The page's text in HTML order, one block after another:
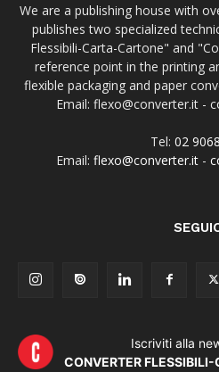
We are a publishing house with
publishes two specialized
Flessibili-Carta-Cartone" and
reference point in the printing
flexible packaging and paper
Email: flexo@converter.it -
Tel: 02
Email: flexo@converter.it -
Iscriviti alla
CONVERTER